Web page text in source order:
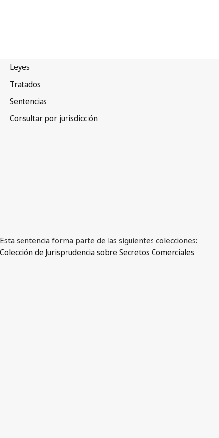
Esta sentencia forma parte de las siguientes colecciones:
Colección de Jurisprudencia sobre Secretos Comerciales